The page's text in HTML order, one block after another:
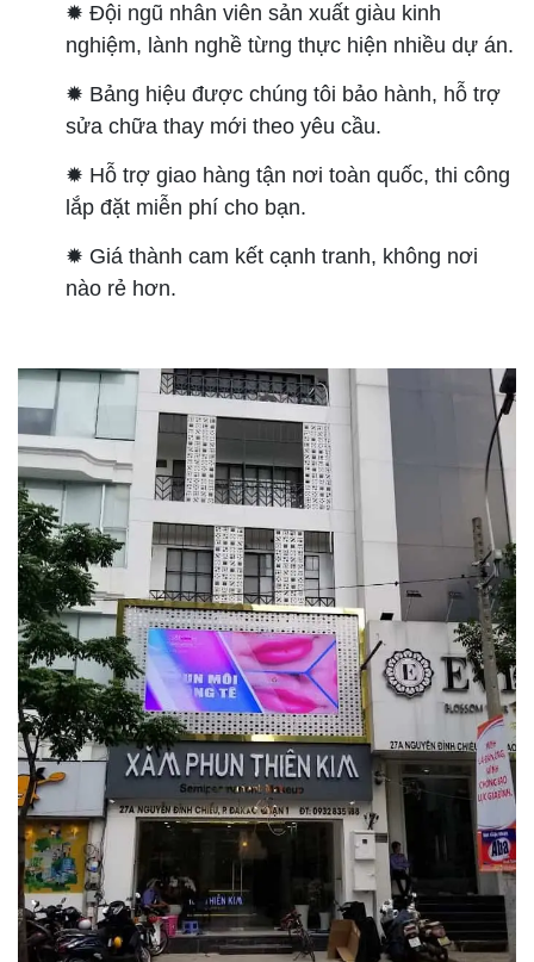
✹ Đội ngũ nhân viên sản xuất giàu kinh
nghiệm, lành nghề từng thực hiện nhiều dự án.
✹ Bảng hiệu được chúng tôi bảo hành, hỗ trợ
sửa chữa thay mới theo yêu cầu.
✹ Hỗ trợ giao hàng tận nơi toàn quốc, thi công
lắp đặt miễn phí cho bạn.
✹ Giá thành cam kết cạnh tranh, không nơi
nào rẻ hơn.